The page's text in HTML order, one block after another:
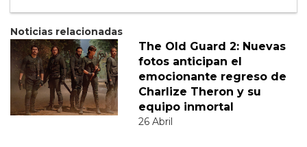
Noticias relacionadas
The Old Guard 2: Nuevas
fotos anticipan el
emocionante regreso de
Charlize Theron y su
equipo inmortal
26 Abril